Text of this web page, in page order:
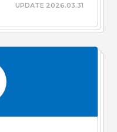
UPDATE 2026.03.31